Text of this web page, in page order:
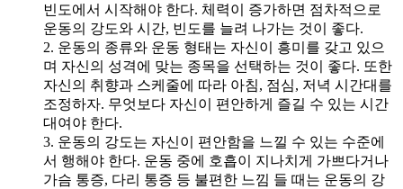
빈도에서 시작해야 한다. 체력이 증가하면 점차적으로
운동의 강도와 시간, 빈도를 늘려 나가는 것이 좋다.
2. 운동의 종류와 운동 형태는 자신이 흥미를 갖고 있으
며 자신의 성격에 맞는 종목을 선택하는 것이 좋다. 또한
자신의 취향과 스케줄에 따라 아침, 점심, 저녁 시간대를
조정하자. 무엇보다 자신이 편안하게 즐길 수 있는 시간
대여야 한다.
3. 운동의 강도는 자신이 편안함을 느낄 수 있는 수준에
서 행해야 한다. 운동 중에 호흡이 지나치게 가쁘다거나
가슴 통증, 다리 통증 등 불편한 느낌 들 때는 운동의 강